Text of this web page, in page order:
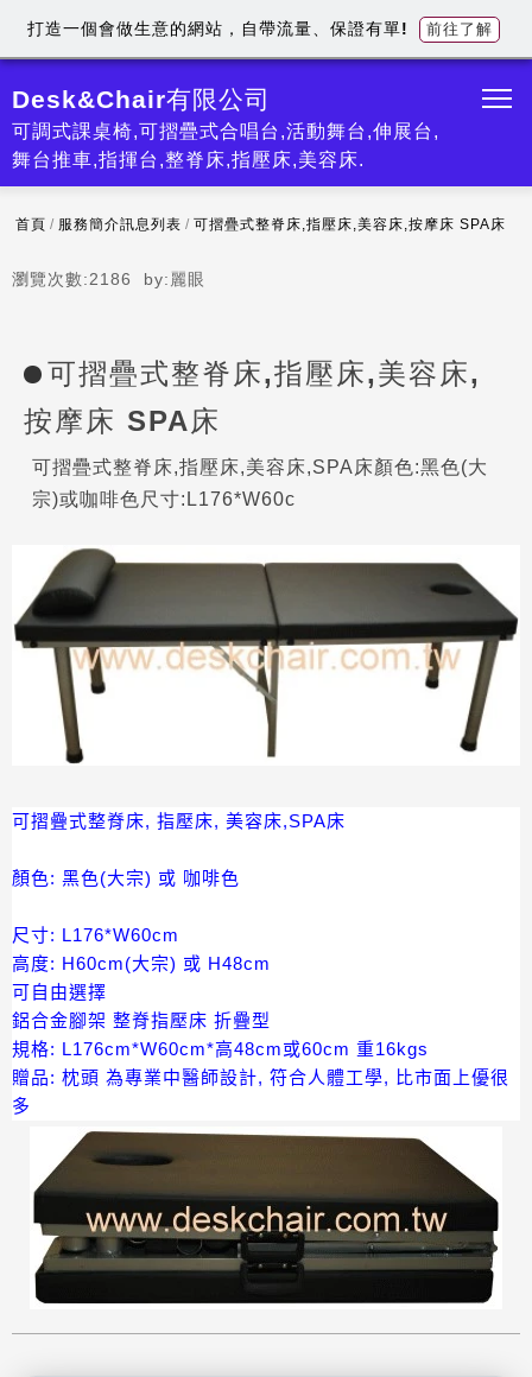
Desk&Chair有限公司
可調式課桌椅,可摺疊式合唱台,活動舞台,伸展台,
舞台推車,指揮台,整脊床,指壓床,美容床.
首頁 / 服務簡介訊息列表 / 可摺疊式整脊床,指壓床,美容床,按摩床 SPA床
瀏覽次數:2186 by: 麗眼
可摺疊式整脊床,指壓床,美容床,
按摩床 SPA床
可摺疊式整脊床,指壓床,美容床,SPA床顏色:黑色(大
宗)或咖啡色尺寸:L176*W60c
可摺疊式整脊床, 指壓床, 美容床,SPA床
顏色: 黑色(大宗) 或 咖啡色
尺寸: L176*W60cm
高度: H60cm(大宗) 或 H48cm
可自由選擇
鋁合金腳架 整脊指壓床 折疊型
規格: L176cm*W60cm*高48cm或60cm 重16kgs
贈品: 枕頭 為專業中醫師設計, 符合人體工學, 比市面上優很
多
打造一個會做生意的網站，自帶流量、保證有單! 前往了解